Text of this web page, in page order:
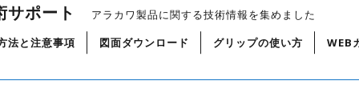
サポート
アラカワ製品に関する技術情報を集めました
法と注意事項
図面ダウンロード グリップの使い方 WEB